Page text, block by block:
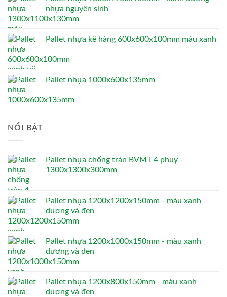
nhựa nguyên sinh
Pallet nhựa kê hàng 600x600x100mm màu xanh
Pallet nhựa 1000x600x135mm
NỔI BẬT
Pallet nhựa chống tràn BVMT 4 phuy -
1300x1300x300mm
Pallet nhựa 1200x1200x150mm - màu xanh
dương và đen
Pallet nhựa 1200x1000x150mm - màu xanh
dương và đen
Pallet nhựa 1200x800x150mm - màu xanh
dương và đen